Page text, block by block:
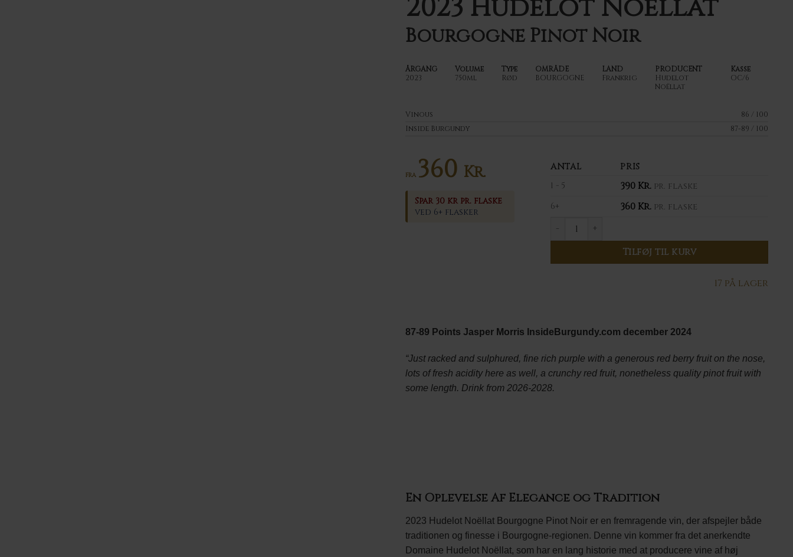
2023 Hudelot Noëllat
Bourgogne Pinot Noir
ÅRGANG
2023
Volume
750ml
Type
Rød
OMRÅDE
BOURGOGNE
LAND
Frankrig
PRODUCENT
Hudelot
Noëllat
Kasse
OC/6
Vinous
86 / 100
Inside Burgundy
87-89 / 100
FRA 360 Kr.
Spar 30 kr pr. flaske
ved 6+ flasker
17 på lager
ANTAL
PRIS
1 - 5
390 Kr. pr. flaske
6+
360 Kr. pr. flaske
2023 Hudelot Noëllat Bourgogne Pinot Noir
Tilføj til kurv
87-89 Points Jasper Morris InsideBurgundy.com december 2024
“Just racked and sulphured, fine rich purple with a generous red berry fruit on the nose,
lots of fresh acidity here as well, a crunchy red fruit, nonetheless quality pinot fruit with
some length. Drink from 2026-2028.
En Oplevelse Af Elegance og Tradition
2023 Hudelot Noëllat Bourgogne Pinot Noir er en fremragende vin, der afspejler både
traditionen og finesse i Bourgogne-regionen. Denne vin kommer fra det anerkendte
Domaine Hudelot Noëllat, som har en lang historie med at producere vine af høj